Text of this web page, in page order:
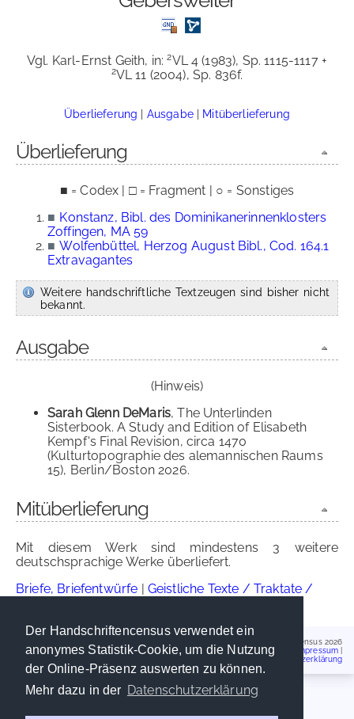
Der Handschriftencensus verwendet ein
anonymes Statistik-Cookie, um die Nutzung
der Online-Präsenz auswerten zu können.
Mehr dazu in der Datenschutzerklärung
Vgl. Karl-Ernst Geith, in:2VL 4 (1983), Sp. 1115-1117 +
2VL 11 (2004), Sp. 836f.
Überlieferung | Ausgabe| Mitüberlieferung
Überlieferung
■ = Codex | □ = Fragment | ○ = Sonstiges
■ Konstanz, Bibl. des Dominikanerinnenklosters
Zoffingen, MA 59
■ Wolfenbüttel, Herzog August Bibl., Cod. 164.1
Extravagantes
Weitere handschriftliche Textzeugen sind bisher nicht
bekannt.
Ausgabe
(Hinweis)
Sarah Glenn DeMaris, The Unterlinden
Sisterbook. A Study and Edition of Elisabeth
Kempf's Final Revision, circa 1470
(Kulturtopographie des alemannischen Raums
15), Berlin/Boston 2026.
Mitüberlieferung
Mit diesem Werk sind mindestens 3 weitere
deutschsprachige Werke überliefert.
Briefe, Briefentwürfe | Geistliche Texte / Traktate /
Handschriftencensus 2026
Impressum
Datenschutzerklärung